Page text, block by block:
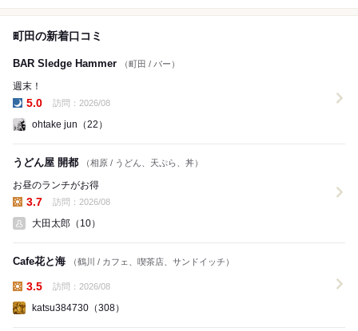
町田の新着口コミ
BAR Sledge Hammer （町田 / バー）
週末！
5.0 訪問：2026/08
ohtake jun（22）
うどん屋 開都 （相原 / うどん、天ぷら、丼）
お昼のランチがお得
3.7 訪問：2026/08
大田太郎（10）
Cafe花と海 （鶴川 / カフェ、喫茶店、サンドイッチ）
3.5 訪問：2026/08
katsu384730（308）